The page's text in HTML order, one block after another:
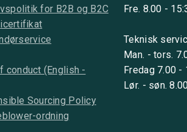
for B2B og B2C
conduct (English -
Sourcing Policy
ordning
Fre. 8.00 -
Teknisk
Man. - tors.
Fredag 7.00 -
Lør. - søn.